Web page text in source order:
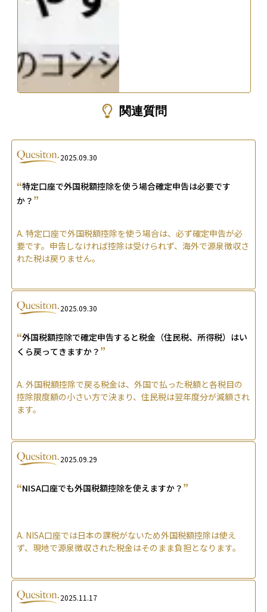
関連質問
2025.09.30
“特定口座で外国税額控除を使う場合確定申告は必要です
か？ ”
A. 特定口座で外国税額控除を使う場合は、必ず確定申告が必
要です。申告しなければ控除は受けられず、海外で源泉徴収さ
れた税は戻りません。
2025.09.30
“外国税額控除で確定申告すると税金（住民税、所得税）はい
くら戻ってきますか？ ”
A. 外国税額控除で戻る税金は、外国で払った税額と各税目の
控除限度額の小さい方で決まり、住民税は翌年度分が減額され
ます。
2025.09.29
“NISA口座でも外国税額控除を使えますか？ ”
A. NISA口座では日本の課税がないため外国税額控除は使え
ず、現地で源泉徴収された税金はそのまま負担となります。
2025.11.17